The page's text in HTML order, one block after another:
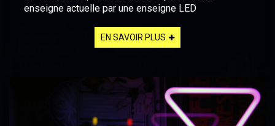
enseigne actuelle par une enseigne LED
EN SAVOIR PLUS